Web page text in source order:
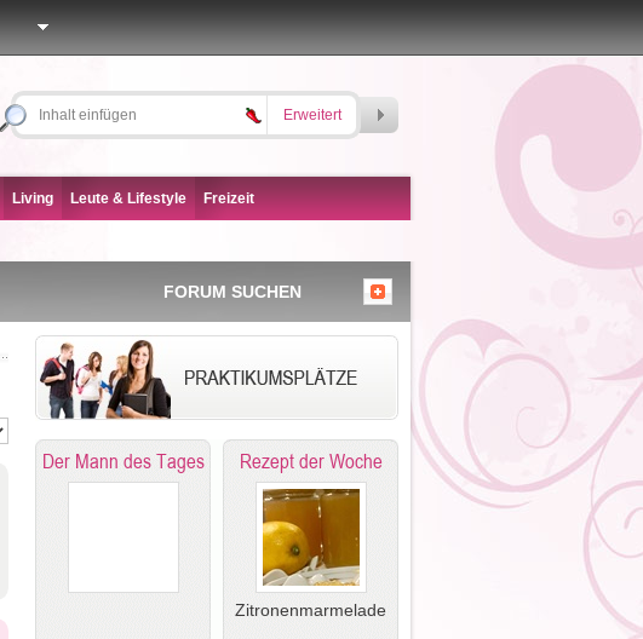
Erweitert
Living Leute & Lifestyle Freizeit
FORUM SUCHEN
Der Mann des Tages Rezept der Woche
Zitronenmarmelade